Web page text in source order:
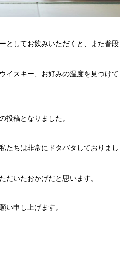
としてお飲みいただくと、また普段
イスキー、お好みの温度を見つけて
投稿となりました。
たちは非常にドタバタしておりまし
だいたおかげだと思います。
い申し上げます。